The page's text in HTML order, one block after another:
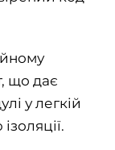
що дає
у легкій